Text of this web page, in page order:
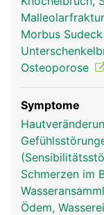
Unterschenkel Frau
Malleolarfraktur
Morbus Sudeck
Osteoporose
Symptome
Schmerzen im
Ödem,